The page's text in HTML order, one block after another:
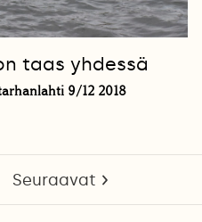
taas yhdessä
9/12 2018
Seuraavat